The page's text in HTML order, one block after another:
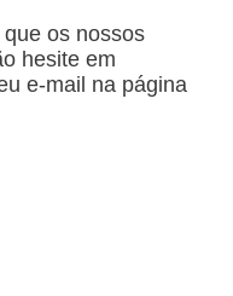
os nossos
hesite em
e-mail na página